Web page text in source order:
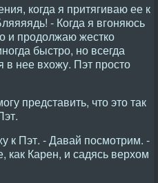
когда я притягиваю ее к
- Когда я вгоняюсь
и продолжаю жестко
быстро, но всегда
в нее вхожу. Пэт просто
представить, что это так
к Пэт. - Давай посмотрим. -
как Карен, и садясь верхом